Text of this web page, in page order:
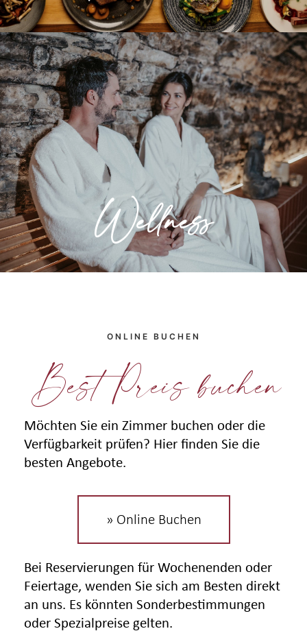
Wellness
Wellness
Entspannung für Körper und Seele. Lassen
Sie sich in unserem Wellness- und
Saunabereich verwöhnen.
» Mehr erfahren
ONLINE BUCHEN
Best Preis buchen
Möchten Sie ein Zimmer buchen oder die
Verfügbarkeit prüfen? Hier finden Sie die
besten Angebote.
» Online Buchen
Bei Reservierungen für Wochenenden oder
Feiertage, wenden Sie sich am Besten direkt
an uns. Es könnten Sonderbestimmungen
oder Spezialpreise gelten.